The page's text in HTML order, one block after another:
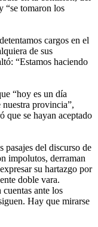
“se tomaron los
cargos en el
de sus
“Estamos haciendo
“hoy es un día
provincia”,
que se hayan aceptado
pasajes del discurso de
impolutos, derraman
su hartazgo por
doble vara.
ante los
Hay que mirarse